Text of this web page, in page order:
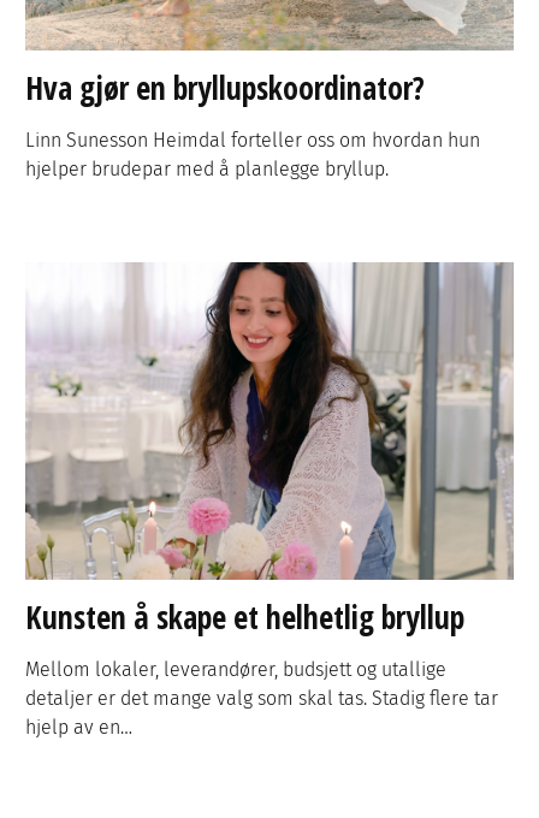
Hva gjør en bryllupskoordinator?
Linn Sunesson Heimdal forteller oss om hvordan hun
hjelper brudepar med å planlegge bryllup.
Kunsten å skape et helhetlig bryllup
Mellom lokaler, leverandører, budsjett og utallige
detaljer er det mange valg som skal tas. Stadig flere tar
hjelp av en…